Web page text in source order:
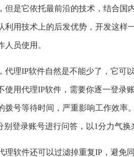
但是它依托最前沿的技术，结合
利用技术上的后发优势，开发这
员使用。
理IP软件自然是不能少了，它可
使用代理IP软件，需要你逐一登录
拨号等待时间，严重影响工作效率
别登录账号进行问答，以1分力气
软件还可以过滤掉重复IP，避免